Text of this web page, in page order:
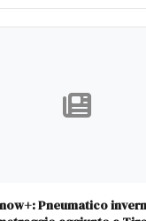
Pneumatico